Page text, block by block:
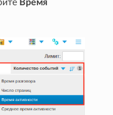
Время